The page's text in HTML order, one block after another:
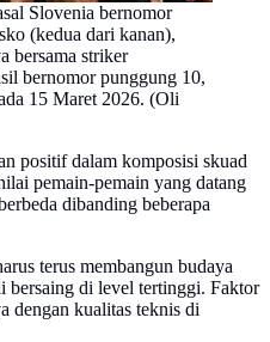
Slovenia bernomor
(kedua dari kanan),
bersama striker
bernomor punggung 10,
15 Maret 2026. (Oli
positif dalam komposisi skuad
pemain-pemain yang datang
dibanding beberapa
terus membangun budaya
bersaing di level tertinggi. Faktor
dengan kualitas teknis di